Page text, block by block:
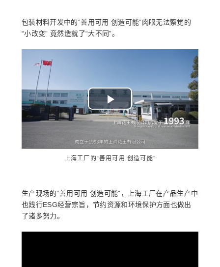
包装材料开发中的“善用可用 创造可能”肉眼无法察觉的
“小改变” 竟然造就了“大不同”。
Play
Video
上海工厂的“善用可用 创造可能”
生产现场的“善用可用 创造可能”，上海工厂在产品生产中
也践行ESG经营宗旨，节约资源和环境保护方面也做出
了诸多努力。